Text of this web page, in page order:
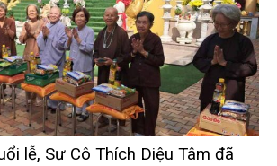
lễ, Sư Cô Thích Diệu Tâm đã